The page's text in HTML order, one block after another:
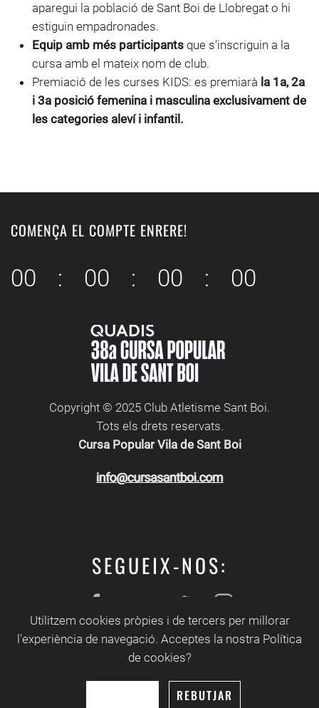
Utilitzem cookies pròpies i de tercers per millorar
l'experiència de navegació. Acceptes la nostra Política
de cookies?
REBUTJAR
aparegui la població de Sant Boi de Llobregat o hi
estiguin empadronades.
Equip amb més participants que s’inscriguin a la
cursa amb el mateix nom de club.
Premiació de les curses KIDS: es premiarà la 1a, 2a
i 3a posició femenina i masculina exclusivament de
les categories aleví i infantil.
COMENÇA EL COMPTE ENRERE!
00 : 00 : 00 : 00
Copyright © 2025 Club Atletisme Sant Boi.
Tots els drets reservats.
Cursa Popular Vila de Sant Boi
SEGUEIX-NOS:
Apartat de premsa.